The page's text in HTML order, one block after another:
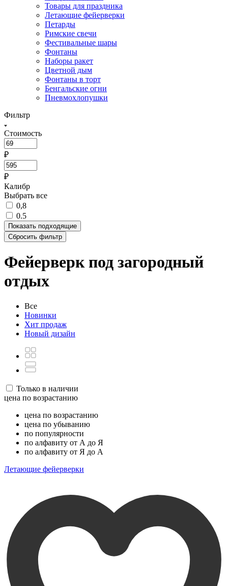
Товары для праздника
Летающие фейерверки
Петарды
Римские свечи
Фестивальные шары
Фонтаны
Наборы ракет
Цветной дым
Фонтаны в торт
Бенгальские огни
Пневмохлопушки
Фильтр
Стоимость
₽
₽
Калибр
Выбрать все
0,8
0.5
Показать подходящие
Сбросить фильтр
Фейерверк под загородный
отдых
Все
Новинки
Хит продаж
Новый дизайн
Только в наличии
цена по возрастанию
цена по возрастанию
цена по убыванию
по популярности
по алфавиту от А до Я
по алфавиту от Я до А
Летающие фейерверки